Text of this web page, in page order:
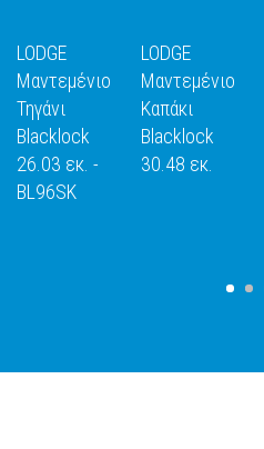
ΑΝΑΚΑΛΥΨΕ
ΤΟ
LODGE
Μαντεμένιο
Τηγάνι
Blacklock
26.03 εκ. -
BL96SK
ΑΝΑΚΑΛΥΨΕ
ΤΟ
LODGE
Μαντεμένιο
Καπάκι
Blacklock
30.48 εκ.